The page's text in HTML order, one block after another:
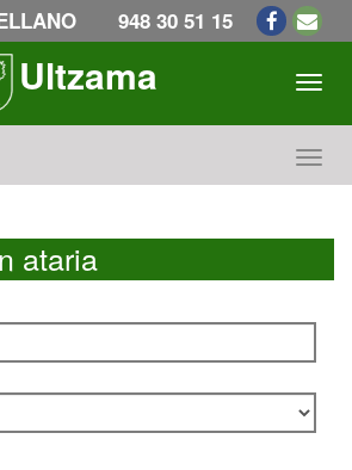
948 30 51 15
Ultzama
ataria